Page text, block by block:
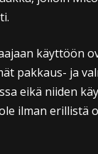
käyttöön
pakkaus- ja
eikä niiden
ilman erillistä